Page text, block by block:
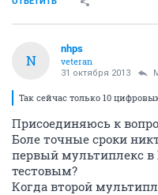
N
nhps
veteran
31 октября 2013
Так сейчас только 10
Присоединяюсь к
Боле точные сроки
первый мультиплекс в
тестовым?
Когда второй